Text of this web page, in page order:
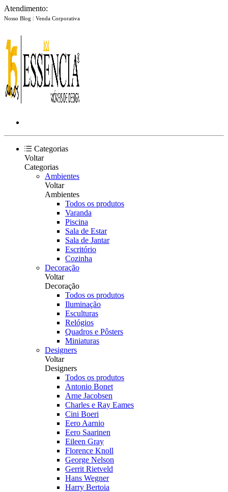
Atendimento:
Nosso Blog | Venda Corporativa
Categorias
Voltar
Categorias
Ambientes
Voltar
Ambientes
Todos os produtos
Varanda
Piscina
Sala de Estar
Sala de Jantar
Escritório
Cozinha
Decoração
Voltar
Decoração
Todos os produtos
Iluminação
Esculturas
Relógios
Quadros e Pôsters
Miniaturas
Designers
Voltar
Designers
Todos os produtos
Antonio Bonet
Arne Jacobsen
Charles e Ray Eames
Cini Boeri
Eero Aarnio
Eero Saarinen
Eileen Gray
Florence Knoll
George Nelson
Gerrit Rietveld
Hans Wegner
Harry Bertoia